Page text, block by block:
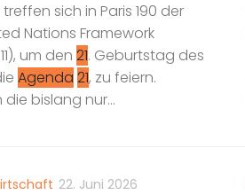
sich in Paris 190 der
Nations Framework
um den 21. Geburtstag des
Agenda 21, zu feiern.
bislang nur...
22. Juni 2026